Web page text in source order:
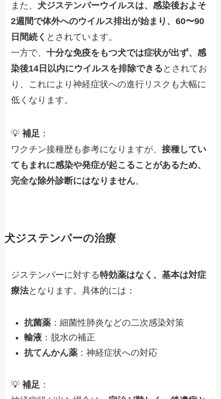
また、 犬ジステンパーウイルスは、感染後およそ
2週間で体外へのウイルス排出が始まり、60〜90
日間続く とされています。
一方で、十分な免疫をもつ犬では症状が出ず、感
染後14日以内にウイルスを排除できる とされてお
り、これにより神経症状への進行リスクも大幅に
低くなります。
💡補足 ：
ワクチン接種歴も参考になりますが、接種してい
てもまれに感染や発症が起こることがあるため、
完全な除外診断にはなりません。
犬ジステンパーの治療
ジステンパーに対する特効薬はなく、基本は対症
療法となります。具体的には：
抗菌薬 ：細菌性肺炎などの二次感染対策
輸液 ：脱水の補正
抗てんかん薬 ：神経症状への対応
💡補足 ：